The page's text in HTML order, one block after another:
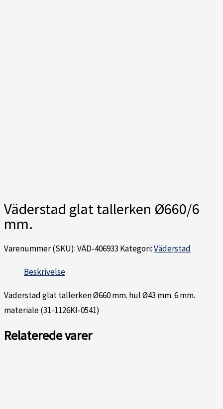
Väderstad glat tallerken Ø660/6
mm.
Varenummer (SKU):VÄD-406933 Kategori:Väderstad
Beskrivelse
Väderstad glat tallerken Ø660 mm. hul Ø43 mm. 6 mm.
materiale (31-1126KI-0541)
Relaterede varer